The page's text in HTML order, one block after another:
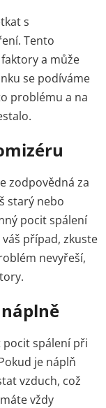
s
Tento
a může
se podíváme
problému a na
zodpovědná za
starý nebo
pocit spálení
případ, zkuste
nevyřeší,
spálení při
je náplň
vzduch, což
vždy